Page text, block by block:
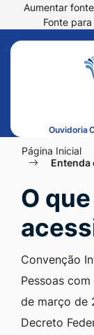
Seção
de
Ir
para
para
o
[alt+2]
Ir
para
a
busca
[alt+3]
Ir
Aumentar
Fonte
Ouvidoria
Seção
do
menu
principal
Página Inicial
Entenda
O
Convenção
Pessoas
de março de
Decreto